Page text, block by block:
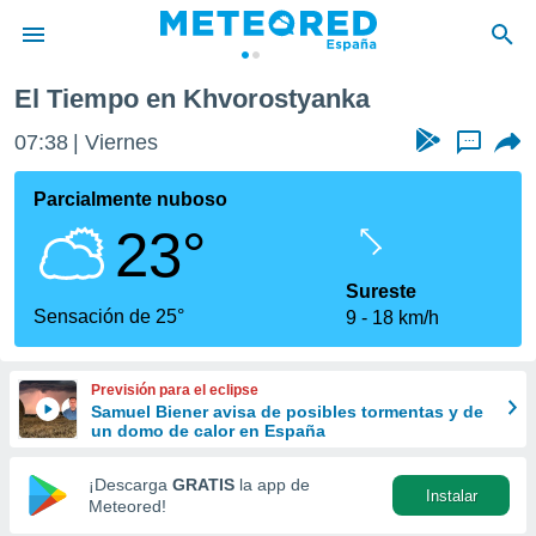
de
por
se
calidad.
a este
las
y
forma
digital
basada
El Tiempo en Khvorostyanka
07:38 Viernes ...
Parcialmente nuboso
23°
Sensación de 25°
Sureste
9
18 km/h
Previsión para el eclipse
Samuel Biener avisa de posibles tormentas y de
un domo de calor en España
¡Descarga GRATIS la app de
Meteored!
Instalar